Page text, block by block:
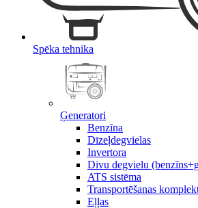
Spēka tehnika
Ģeneratori
Benzīna
Dīzeļdegvielas
Invertora
Divu degvielu
ATS sistēma
Transportēšanas
Eļļas